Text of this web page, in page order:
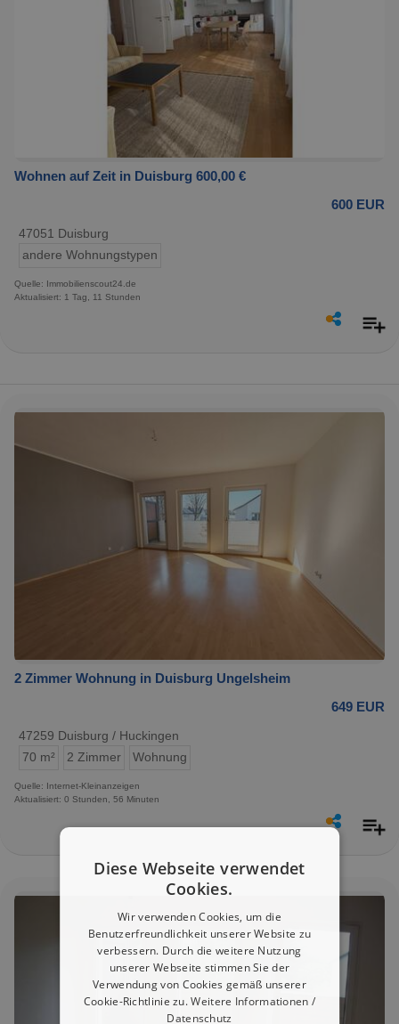
Wohnen auf Zeit in Duisburg 600,00 €
600 EUR
47051 Duisburg
andere Wohnungstypen
Quelle: Immobilienscout24.de
Aktualisiert: 1 Tag, 11 Stunden
2 Zimmer Wohnung in Duisburg Ungelsheim
649 EUR
47259 Duisburg / Huckingen
70 m²
2 Zimmer Wohnung
Quelle: Internet-Kleinanzeigen
Aktualisiert: 0 Stunden, 56 Minuten
Diese Webseite verwendet
Cookies.
Wir verwenden Cookies, um die
Benutzerfreundlichkeit unserer Website zu
verbessern. Durch die weitere Nutzung
unserer Webseite stimmen Sie der
Verwendung von Cookies gemäß unserer
Cookie-Richtlinie zu.Weitere Informationen /
Datenschutz